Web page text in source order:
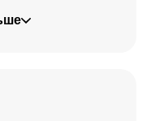
может достичь